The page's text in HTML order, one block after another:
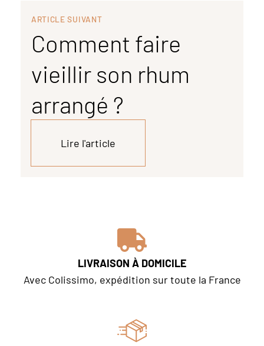
ARTICLE SUIVANT
Comment faire
vieillir son rhum
arrangé ?
Lire l'article
LIVRAISON À DOMICILE
Avec Colissimo, expédition sur toute la France